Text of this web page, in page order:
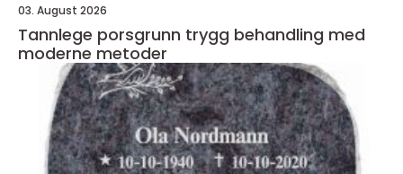
03. August 2026
Tannlege porsgrunn trygg behandling med
moderne metoder